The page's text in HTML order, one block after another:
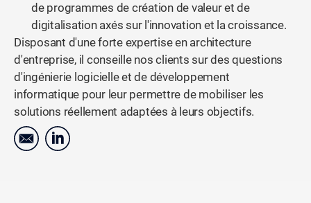
de programmes de création de valeur et de
digitalisation axés sur l'innovation et la croissance.
Disposant d'une forte expertise en architecture
d'entreprise, il conseille nos clients sur des questions
d'ingénierie logicielle et de développement
informatique pour leur permettre de mobiliser les
solutions réellement adaptées à leurs objectifs.